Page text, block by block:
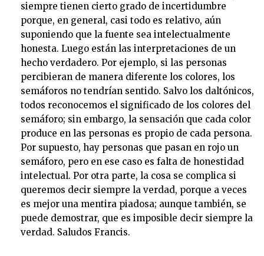
siempre tienen cierto grado de incertidumbre
porque, en general, casi todo es relativo, aún
suponiendo que la fuente sea intelectualmente
honesta. Luego están las interpretaciones de un
hecho verdadero. Por ejemplo, si las personas
percibieran de manera diferente los colores, los
semáforos no tendrían sentido. Salvo los daltónicos,
todos reconocemos el significado de los colores del
semáforo; sin embargo, la sensación que cada color
produce en las personas es propio de cada persona.
Por supuesto, hay personas que pasan en rojo un
semáforo, pero en ese caso es falta de honestidad
intelectual. Por otra parte, la cosa se complica si
queremos decir siempre la verdad, porque a veces
es mejor una mentira piadosa; aunque también, se
puede demostrar, que es imposible decir siempre la
verdad. Saludos Francis.